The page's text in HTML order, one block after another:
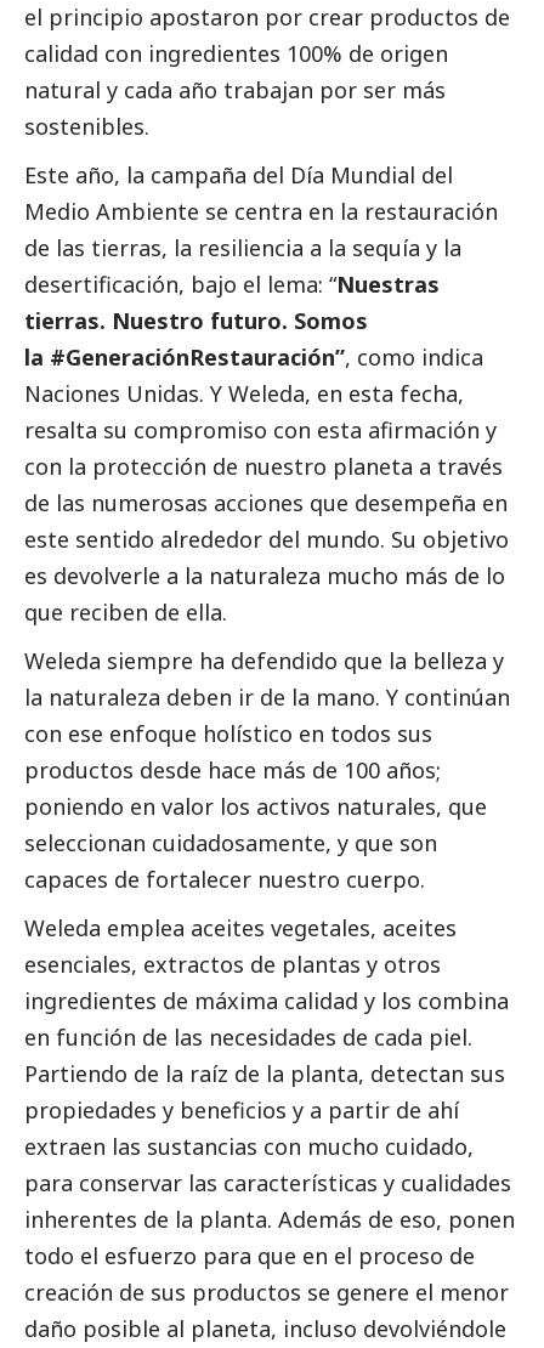
el principio apostaron por crear productos de
calidad con ingredientes 100% de origen
natural y cada año trabajan por ser más
sostenibles.
Este año, la campaña del Día Mundial del
Medio Ambiente se centra en la restauración
de las tierras, la resiliencia a la sequía y la
desertificación, bajo el lema: “Nuestras
tierras. Nuestro futuro. Somos
la #GeneraciónRestauración”, como indica
Naciones Unidas. Y Weleda, en esta fecha,
resalta su compromiso con esta afirmación y
con la protección de nuestro planeta a través
de las numerosas acciones que desempeña en
este sentido alrededor del mundo. Su objetivo
es devolverle a la naturaleza mucho más de lo
que reciben de ella.
Weleda siempre ha defendido que la belleza y
la naturaleza deben ir de la mano. Y continúan
con ese enfoque holístico en todos sus
productos desde hace más de 100 años;
poniendo en valor los activos naturales, que
seleccionan cuidadosamente, y que son
capaces de fortalecer nuestro cuerpo.
Weleda emplea aceites vegetales, aceites
esenciales, extractos de plantas y otros
ingredientes de máxima calidad y los combina
en función de las necesidades de cada piel.
Partiendo de la raíz de la planta, detectan sus
propiedades y beneficios y a partir de ahí
extraen las sustancias con mucho cuidado,
para conservar las características y cualidades
inherentes de la planta. Además de eso, ponen
todo el esfuerzo para que en el proceso de
creación de sus productos se genere el menor
daño posible al planeta, incluso devolviéndole